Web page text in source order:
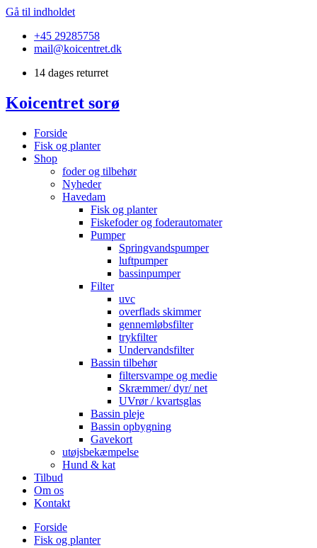
Gå til indholdet
+45 29285758
mail@koicentret.dk
14 dages returret
Koicentret sorø
Forside
Fisk og planter
Shop
foder og tilbehør
Nyheder
Havedam
Fisk og planter
Fiskefoder og foderautomater
Pumper
Springvandspumper
luftpumper
bassinpumper
Filter
uvc
overflads skimmer
gennemløbsfilter
trykfilter
Undervandsfilter
Bassin tilbehør
filtersvampe og medie
Skræmmer/ dyr/ net
UVrør / kvartsglas
Bassin pleje
Bassin opbygning
Gavekort
utøjsbekæmpelse
Hund & kat
Tilbud
Om os
Kontakt
Forside
Fisk og planter